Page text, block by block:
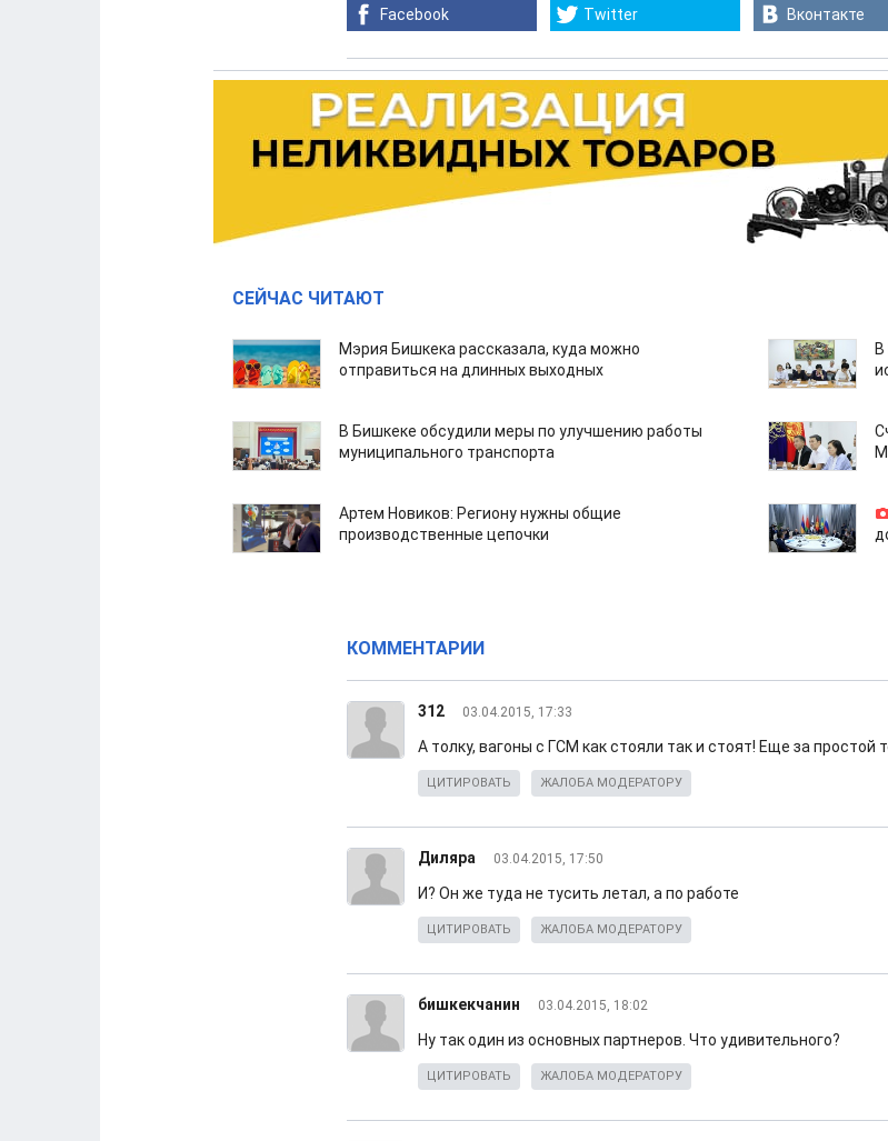
Facebook Twitter Вконтакте
СЕЙЧАС ЧИТАЮТ
Мэрия Бишкека рассказала, куда можно
отправиться на длинных выходных
В Бишкеке обсудили меры по улучшению работы
муниципального транспорта
Артем Новиков: Региону нужны общие
производственные цепочки
КОММЕНТАРИИ
312 03.04.2015, 17:33
А толку, вагоны с ГСМ как стояли так и стоят! Еще за простой
ЦИТИРОВАТЬ ЖАЛОБА МОДЕРАТОРУ
Диляра 03.04.2015, 17:50
И? Он же туда не тусить летал, а по работе
ЦИТИРОВАТЬ ЖАЛОБА МОДЕРАТОРУ
бишкекчанин 03.04.2015, 18:02
Ну так один из основных партнеров. Что удивительного?
ЦИТИРОВАТЬ ЖАЛОБА МОДЕРАТОРУ